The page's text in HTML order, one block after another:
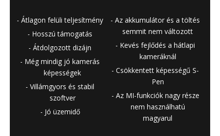
Átlagon felüli teljesítmény
Hosszú támogatás
Átdolgozott dizájn
Még mindig jó kamerás
képességek
Villámgyors és stabil
szoftver
Jó üzemidő
Az akkumulátor és a töltés
semmit nem változott
Kevés fejlődés a hátlapi
kameráknál
Csökkentett képességű S-
Pen
Az MI-funkciók nagy része
nem használhatú
magyarul